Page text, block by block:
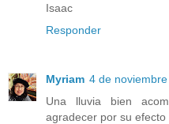
Isaac
Responder
Myriam 4 de
Una lluvia bien
agradecer por su efecto